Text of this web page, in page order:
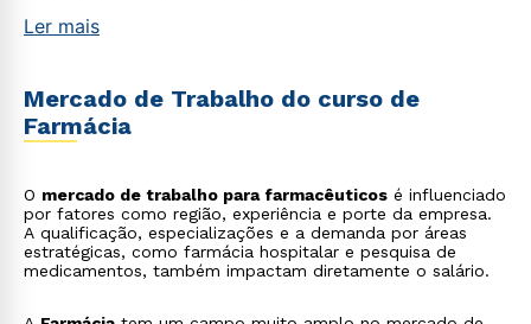
Ler mais
Mercado de Trabalho do curso de
Farmácia
O mercado de trabalho para farmacêuticos é influenciado
por fatores como região, experiência e porte da empresa.
A qualificação, especializações e a demanda por áreas
estratégicas, como farmácia hospitalar e pesquisa de
medicamentos, também impactam diretamente o salário.